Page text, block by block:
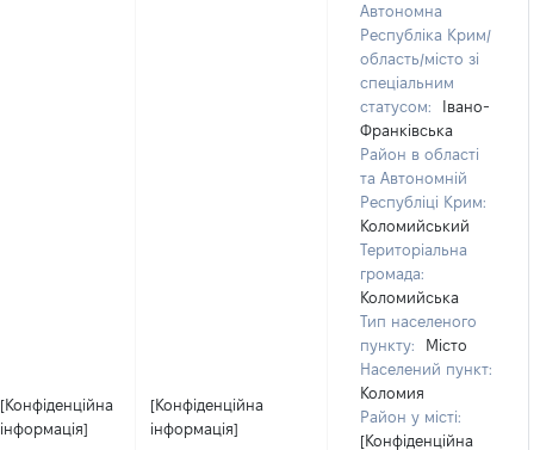
[Конфіденційна
інформація]
[Конфіденційна
інформація]
Автономна
Республіка Крим/
область/місто зі
спеціальним
статусом:
Івано-
Франківська
Район в області
та Автономній
Республіці Крим:
Коломийський
Територіальна
громада:
Коломийська
Тип населеного
пункту:
Місто
Населений пункт:
Коломия
Район у місті:
[Конфіденційна